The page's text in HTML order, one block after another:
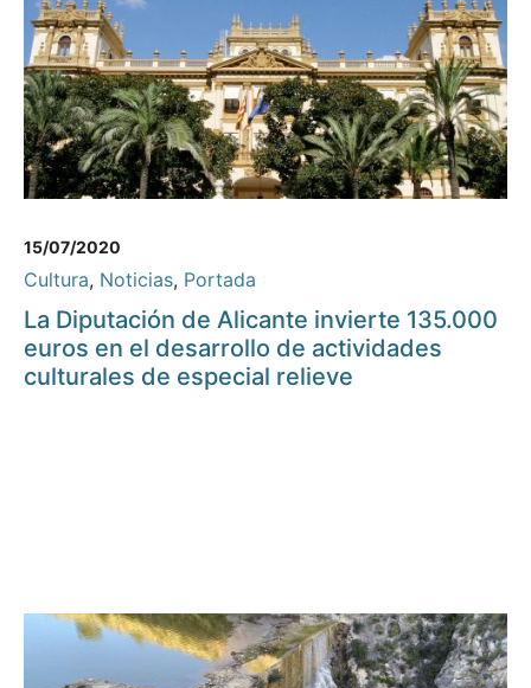
15/07/2020
Cultura, Noticias, Portada
La Diputación de Alicante invierte 135.000
euros en el desarrollo de actividades
culturales de especial relieve